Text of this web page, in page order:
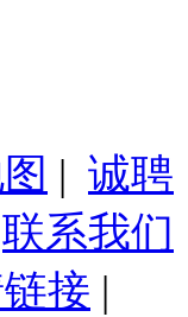
| 诚聘
联系我们
接 |